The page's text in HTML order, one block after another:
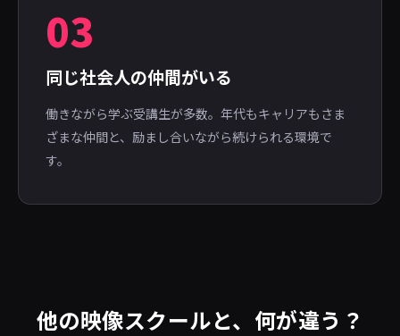
03
同じ社会人の仲間がいる
働きながら学ぶ受講生が多数。年代もキャリアもさま
ざまな仲間と、励まし合いながら続けられる環境で
す。
他の映像スクールと、何が違う？